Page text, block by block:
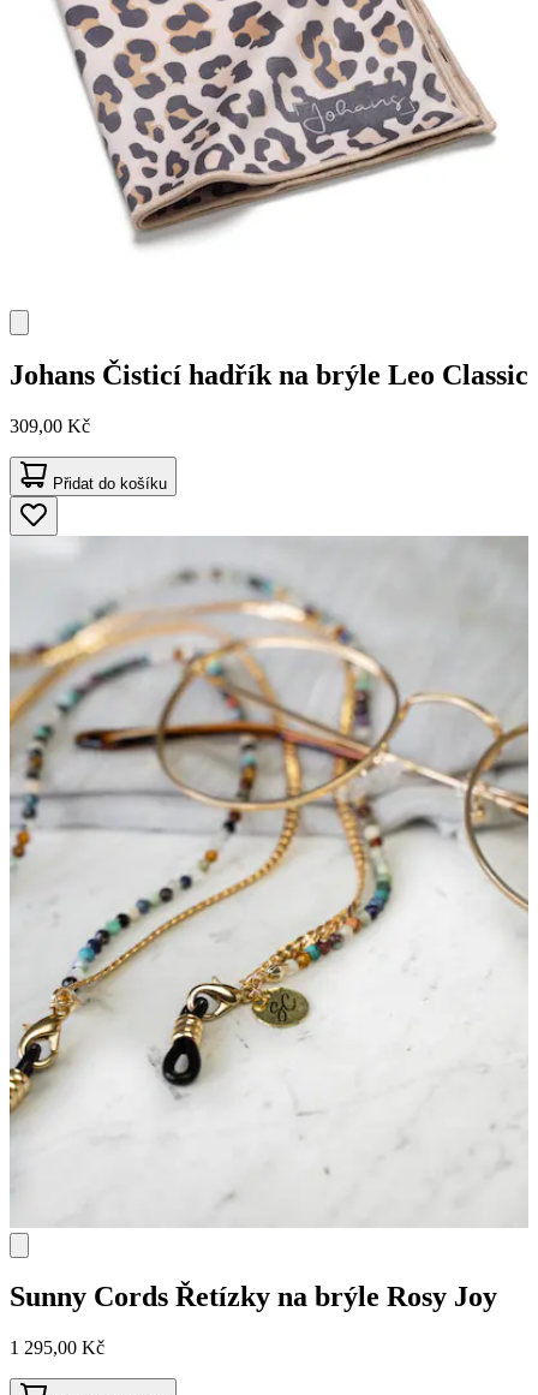
Johans Čisticí hadřík na brýle Leo Classic
309,00 Kč
Přidat do košíku
Sunny Cords Řetízky na brýle Rosy Joy
1 295,00 Kč